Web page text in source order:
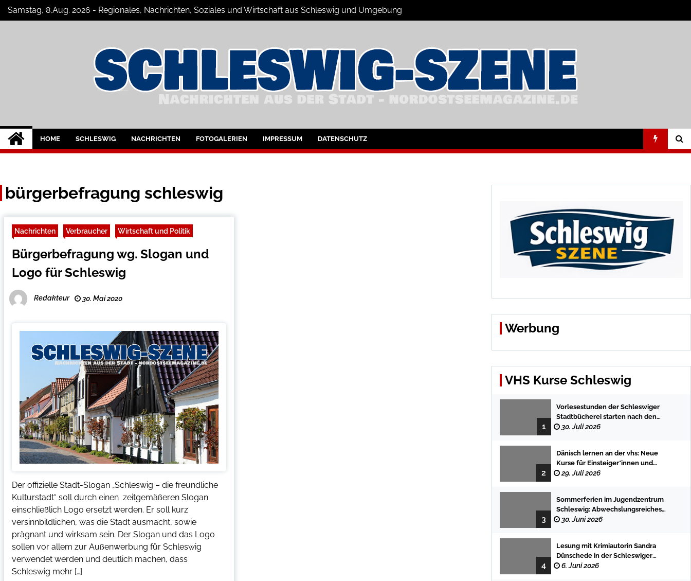
SkipSamstag, 8,Aug. 2026 - Regionales, Nachrichten, Soziales und Wirtschaft aus Schleswig und Umgebung
Schleswig Szene
Neuigkeiten und Nachrichten aus Schleswig und Umgebung
HOME SCHLESWIG NACHRICHTEN FOTOGALERIEN IMPRESSUM DATENSCHUTZ
bürgerbefragung schleswig
Nachrichten Verbraucher Wirtschaft und Politik
Bürgerbefragung wg. Slogan und
Logo für Schleswig
Redakteur 30. Mai 2020
Der offizielle Stadt-Slogan „Schleswig – die freundliche
Kulturstadt“ soll durch einen zeitgemäßeren Slogan
einschließlich Logo ersetzt werden. Er soll kurz
versinnbildlichen, was die Stadt ausmacht, sowie
prägnant und wirksam sein. Der Slogan und das Logo
sollen vor allem zur Außenwerbung für Schleswig
verwendet werden und deutlich machen, dass
Schleswig mehr […]
Werbung
VHS Kurse Schleswig
1
Vorlesestunden der Schleswiger
Stadtbücherei starten nach den
Sommerferien mit spannenden
30. Juli 2026
2
Dänisch lernen an der vhs: Neue
Kurse für Einsteiger*innen und
Fortgeschrittene
29. Juli 2026
3
Sommerferien im Jugendzentrum
Schleswig: Abwechslungsreiches
Programm für Kinder und Jugendliche
30. Juni 2026
4
Lesung mit Krimiautorin Sandra
Dünschede in der Schleswiger
Stadtbücherei
6. Juni 2026